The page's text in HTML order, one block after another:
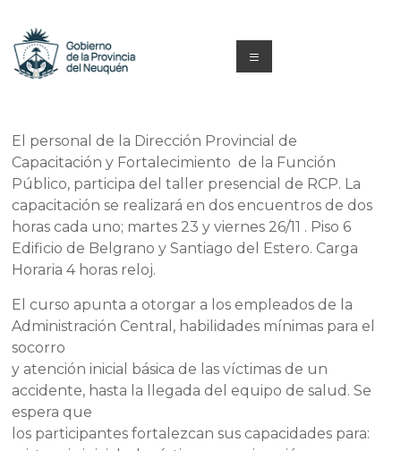
contenido
y
Formación
Neuquén
Menú
El personal de la Dirección Provincial de
Capacitación y Fortalecimiento de la Función
Público, participa del taller presencial de RCP. La
capacitación se realizará en dos encuentros de dos
horas cada uno; martes 23 y viernes 26/11 . Piso 6
Edificio de Belgrano y Santiago del Estero. Carga
Horaria 4 horas reloj.
El curso apunta a otorgar a los empleados de la
Administración Central, habilidades mínimas para el
socorro
y atención inicial básica de las víctimas de un
accidente, hasta la llegada del equipo de salud. Se
espera que
los participantes fortalezcan sus capacidades para: